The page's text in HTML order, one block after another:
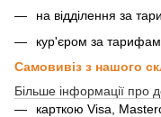
на відділення за
кур'єром за
Самовивіз з нашого
Більше інформації про
карткою Visa,